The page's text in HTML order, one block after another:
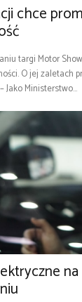
chce
targi Motor
O jej zaletach
Jako Ministerstwo...